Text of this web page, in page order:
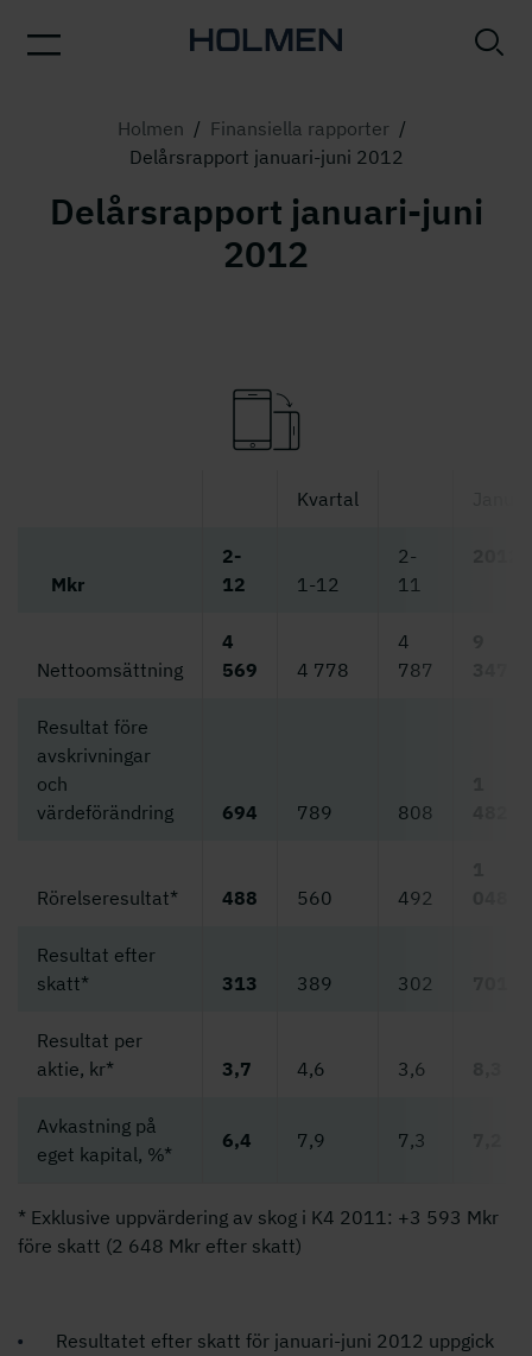
Holmen / Finansiella rapporter /
Delårsrapport januari-juni 2012
Delårsrapport januari-juni
2012
Kvartal
Mkr
2-
12
1-12
2-
11
Nettoomsättning
4
569
4 778
4
787
Resultat före
avskrivningar
och
värdeförändring
694 789 808
Rörelseresultat* 488 560 492
Resultat efter
skatt*
313 389 302
Resultat per
aktie, kr*
3,7 4,6 3,6
Avkastning på
eget kapital, %*
6,4 7,9 7,3
* Exklusive uppvärdering av skog i K4 2011: +3 593 Mkr
före skatt (2 648 Mkr efter skatt)
Resultatet efter skatt för januari-juni 2012 uppgick